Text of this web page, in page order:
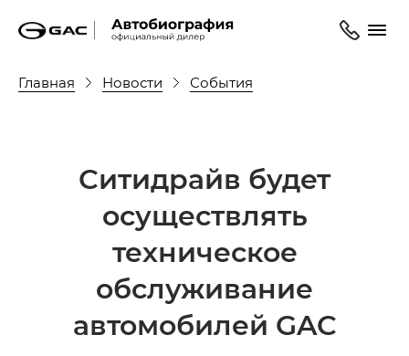
Главная Новости События
Ситидрайв будет
осуществлять
техническое
обслуживание
автомобилей GAC